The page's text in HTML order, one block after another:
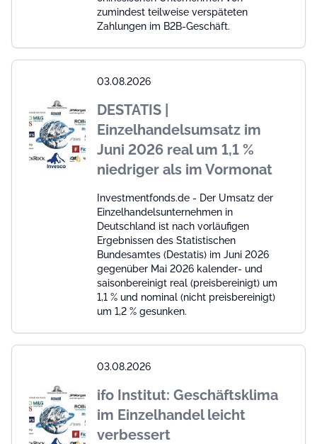
zumindest teilweise verspäteten
Zahlungen im B2B-Geschäft.
03.08.2026
DESTATIS |
Einzelhandelsumsatz im
Juni 2026 real um 1,1 %
niedriger als im Vormonat
Investmentfonds.de - Der Umsatz der
Einzelhandelsunternehmen in
Deutschland ist nach vorläufigen
Ergebnissen des Statistischen
Bundesamtes (Destatis) im Juni 2026
gegenüber Mai 2026 kalender- und
saisonbereinigt real (preisbereinigt) um
1,1 % und nominal (nicht preisbereinigt)
um 1,2 % gesunken.
03.08.2026
ifo Institut: Geschäftsklima
im Einzelhandel leicht
verbessert